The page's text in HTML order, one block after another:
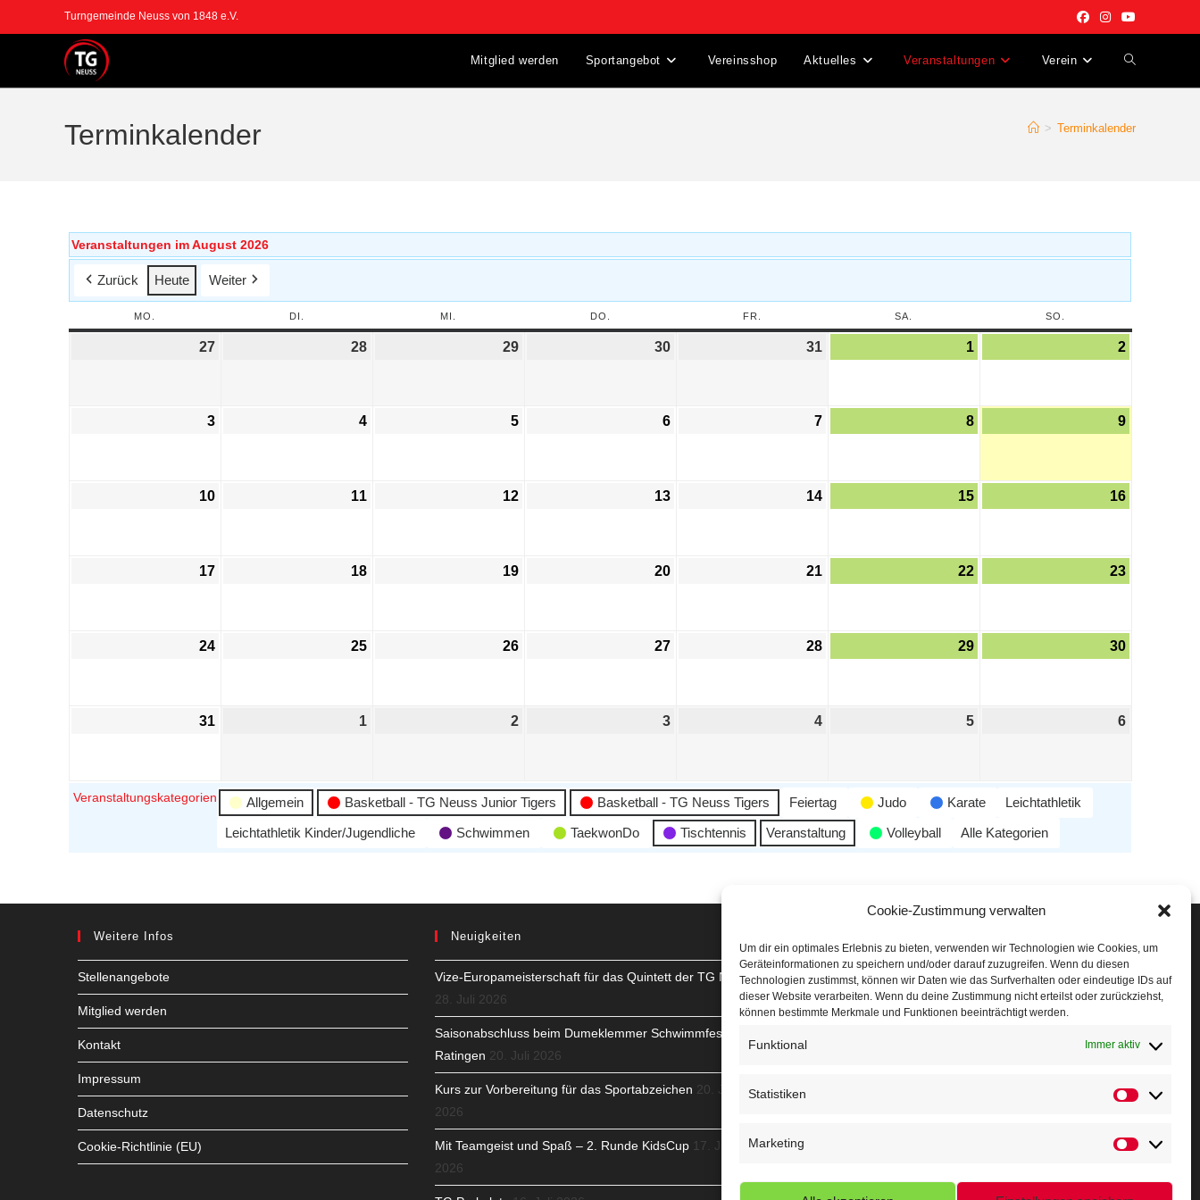
Cookie-Zustimmung verwalten
Um dir ein optimales Erlebnis zu bieten, verwenden wir Technologien wie Cookies, um
Geräteinformationen zu speichern und/oder darauf zuzugreifen. Wenn du diesen
Technologien zustimmst, können wir Daten wie das Surfverhalten oder eindeutige IDs auf
dieser Website verarbeiten. Wenn du deine Zustimmung nicht erteilst oder zurückziehst,
können bestimmte Merkmale und Funktionen beeinträchtigt werden.
Funktional Immer aktiv
Statistiken
Marketing
Turngemeinde Neuss von 1848 e.V.
Mitglied werden Sportangebot Vereinsshop Aktuelles Veranstaltungen Verein
Terminkalender > Terminkalender
Veranstaltungen im August 2026
Zurück Heute Weiter
MO. DI. MI. DO. FR. SA. SO.
27 28 29 30 31 1 2
3 4 5 6 7 8 9
10 11 12 13 14 15 16
17 18 19 20 21 22 23
24 25 26 27 28 29 30
31 1 2 3 4 5 6
Veranstaltungskategorien Allgemein Basketball - TG Neuss Junior Tigers Basketball - TG Neuss Tigers Feiertag Judo Karate
Leichtathletik
Leichtathletik Kinder/Jugendliche
Schwimmen TaekwonDo Tischtennis Veranstaltung Volleyball Alle Kategorien
Weitere Infos
Stellenangebote
Mitglied werden
Kontakt
Impressum
Datenschutz
Cookie-Richtlinie (EU)
Neuigkeiten
Vize-Europameisterschaft für das Quintett der TG Neuss
28. Juli 2026
Saisonabschluss beim Dumeklemmer Schwimmfest in
Ratingen 20. Juli 2026
Kurs zur Vorbereitung für das Sportabzeichen 20. Juli
2026
Mit Teamgeist und Spaß – 2. Runde KidsCup 17. Juli
2026
Höffner Run
Schnuppertag
Terminkalender
Nikolaus-Crosslauf
Capoeira Camp